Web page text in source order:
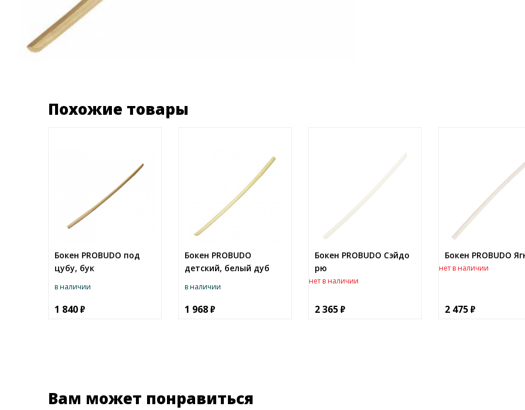
Похожие товары
Бокен PROBUDO под
цубу, бук
в наличии
1 840
Бокен PROBUDO
детский, белый дуб
в наличии
1 968
Бокен PROBUDO Сэйдо
рю
нет в наличии
2 365
Бокен PROBUDO
нет в наличии
2 475
Вам может понравиться